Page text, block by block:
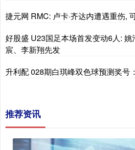
捷元网 RMC: 卢卡·齐达内遭遇重伤,
好股盛 U23国足本场首发变动6人:
宸、李新翔先发
升利配 028期白琪峰双色球预测奖号
推荐资讯